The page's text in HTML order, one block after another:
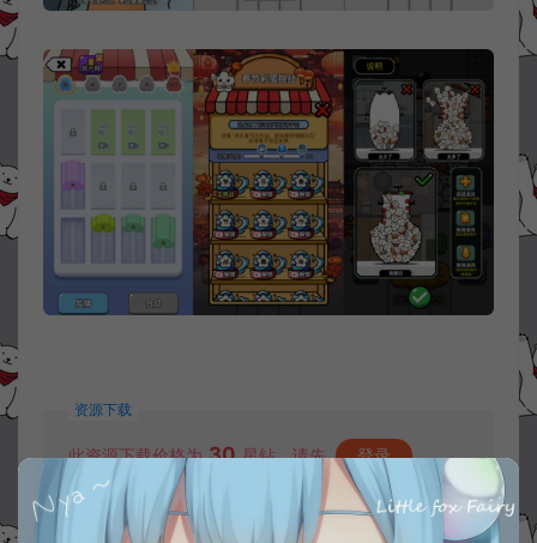
资源下载
此资源下载价格为 30 星钻，请先 登录